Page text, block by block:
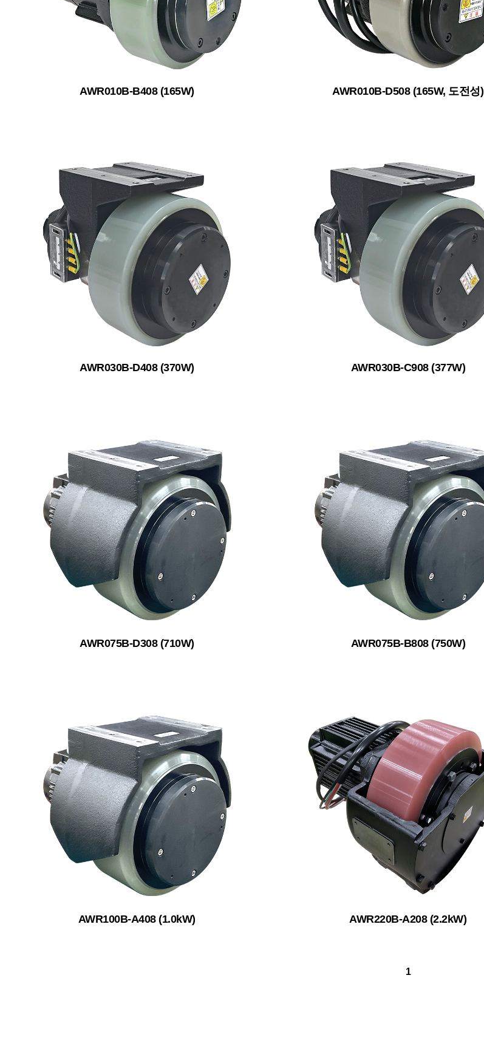
AWR010B-B408 (165W) AWR010B-D508 (165W, 도전성)
AWR030B-D408 (370W) AWR030B-C908 (377W)
AWR075B-D308 (710W) AWR075B-B808 (750W)
AWR100B-A408 (1.0kW) AWR220B-A208 (2.2kW)
1